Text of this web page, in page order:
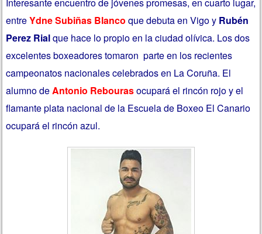
entreYdne Subiñas Blanco que debuta en Vigo y Rubén
Perez Rialque hace lo propio en la ciudad olívica. Los dos
excelentes boxeadores tomaron parte en los recientes
campeonatos nacionales celebrados en La Coruña. El
alumno deAntonio Rebourasocupará el rincón rojo y el
flamante plata nacional de la Escuela de Boxeo El Canario
ocupará el rincón azul.